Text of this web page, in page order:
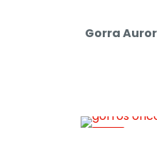
Gorra